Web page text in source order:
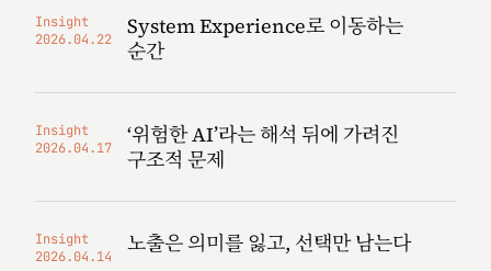
Insight
2026.04.22
System Experience로 이동하는
순간
Insight
2026.04.17
‘위험한 AI’라는 해석 뒤에 가려진
구조적 문제
Insight
2026.04.14
노출은 의미를 잃고, 선택만 남는다